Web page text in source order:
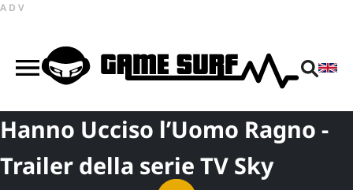
ADV
Hanno Ucciso l’Uomo Ragno -
Trailer della serie TV Sky